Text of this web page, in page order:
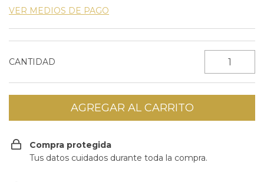
VER MEDIOS DE PAGO
CANTIDAD
Compra protegida
Tus datos cuidados durante toda la compra.